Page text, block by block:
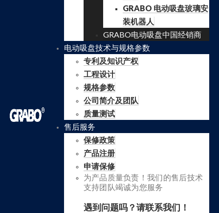
GRABO 电动吸盘玻璃安
装机器人
GRABO电动吸盘中国经销商
电动吸盘技术与规格参数
专利及知识产权
工程设计
规格参数
公司简介及团队
质量测试
售后服务
保修政策
产品注册
申请保修
为产品质量负责！我们的售后技术
支持团队竭诚为您服务
遇到问题吗？请联系我们！